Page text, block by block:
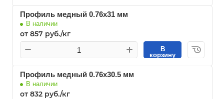
Профиль медный 0.76х31 мм
В наличии
от 857 руб./кг
В
корзину
Профиль медный 0.76х30.5 мм
В наличии
от 832 руб./кг